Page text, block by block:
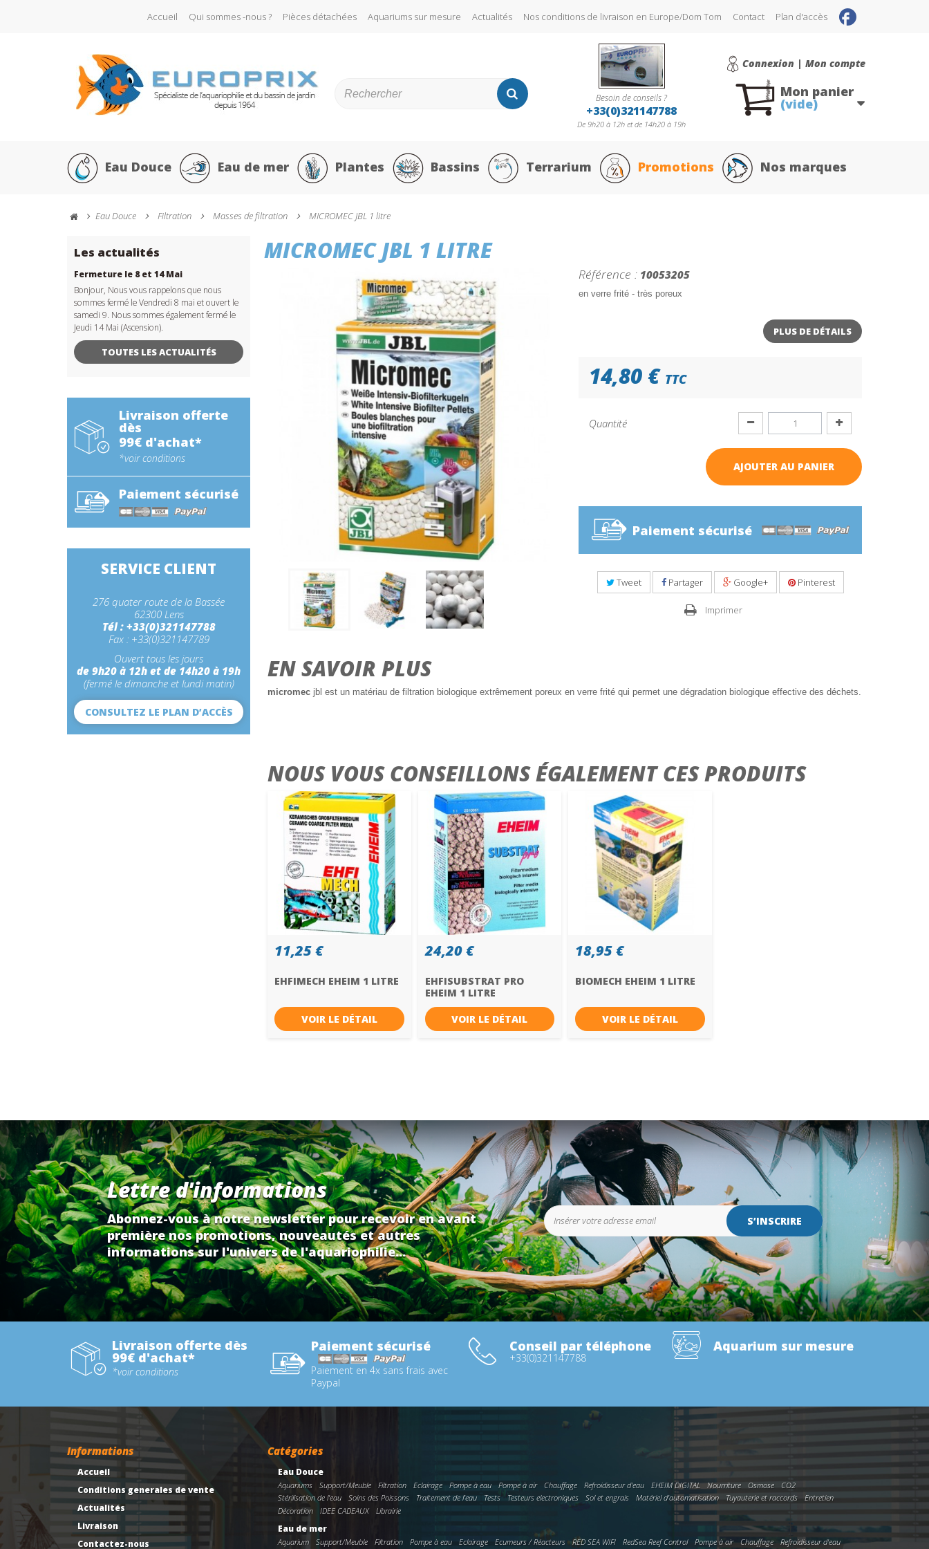
Accueil Qui sommes -nous ? Pièces détachées Aquariums sur mesure Actualités Nos conditions de livraison en Europe/Dom Tom Contact Plan d'accès
Connexion | Mon compte
Besoin de conseils ?
+33(0)321147788
De 9h20 à 12h et de 14h20 à 19h
Mon panier
(vide)
Eau Douce Eau de mer Plantes Bassins Terrarium Promotions Nos marques
Eau Douce Filtration Masses de filtration MICROMEC JBL 1 litre
MICROMEC JBL 1 LITRE
Référence : 10053205
en verre frité - très poreux
PLUS DE DÉTAILS
14,80 € TTC
Quantité
AJOUTER AU PANIER
Paiement sécurisé
Tweet Partager Google+ Pinterest
Imprimer
EN SAVOIR PLUS
micromec jbl est un matériau de filtration biologique extrêmement poreux en verre frité qui permet une dégradation biologique effective des déchets.
NOUS VOUS CONSEILLONS ÉGALEMENT CES PRODUITS
11,25 €
EHFIMECH EHEIM 1 LITRE
VOIR LE DÉTAIL
24,20 €
EHFISUBSTRAT PRO
EHEIM 1 LITRE
VOIR LE DÉTAIL
18,95 €
BIOMECH EHEIM 1 LITRE
VOIR LE DÉTAIL
Les actualités
Fermeture le 8 et 14 Mai
Bonjour, Nous vous rappelons que nous
sommes fermé le Vendredi 8 mai et ouvert le
samedi 9. Nous sommes également fermé le
Jeudi 14 Mai (Ascension).
TOUTES LES ACTUALITÉS
Livraison offerte
dès
99€ d'achat*
*voir conditions
Paiement sécurisé
SERVICE CLIENT
276 quater route de la Bassée
62300 Lens
Tél : +33(0)321147788
Fax : +33(0)321147789
Ouvert tous les jours
de 9h20 à 12h et de 14h20 à 19h
(fermé le dimanche et lundi matin)
CONSULTEZ LE PLAN D’ACCÈS
Lettre d'informations
Abonnez-vous à notre newsletter pour recevoir en avant
première nos promotions, nouveautés et autres
informations sur l'univers de l'aquariophilie...
S’INSCRIRE
Livraison offerte dès
99€ d'achat*
*voir conditions
Paiement sécurisé
Paiement en 4x sans frais avec
Paypal
Conseil par téléphone
+33(0)321147788
Aquarium sur mesure
Informations
Accueil
Conditions generales de vente
Actualités
Livraison
Contactez-nous
Catégories
Eau Douce
Aquariums Support/Meuble Filtration Eclairage Pompe à eau Pompe à air Chauffage Refroidisseur d'eau EHEIM DIGITAL Nourriture Osmose
CO2
Stérilisation de l'eau
Soins des Poissons Traitement de l'eau Tests Testeurs electroniques Sol et engrais Matériel d'automatisation Tuyauterie et raccords
Entretien
Décoration
IDEE CADEAUX Librairie
Eau de mer
Aquarium Support/Meuble Filtration Pompe à eau Eclairage Ecumeurs / Réacteurs RED SEA WIFI RedSea Reef Control Pompe à air Chauffage Refroidisseur d'eau